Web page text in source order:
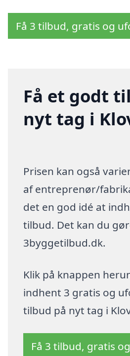
Få 3 tilbud, gratis og
Få et godt
nyt tag i
Prisen kan også
af entreprenør/
det en god idé at
tilbud. Det kan du
3byggetilbud.dk.
Klik på knappen
indhent 3 gratis og
tilbud på nyt tag i
Få 3 tilbud, gratis og